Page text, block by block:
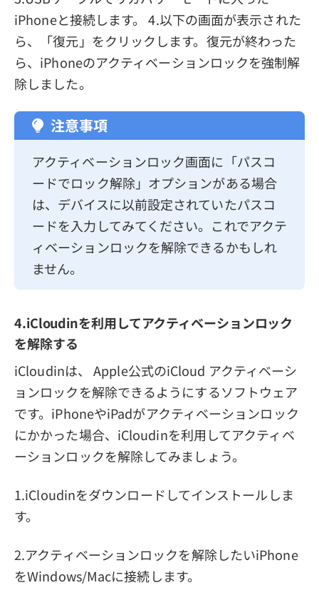
iPhoneと接続します。 4.以下の画面が表示された
ら、「復元」をクリックします。復元が終わった
ら、iPhoneのアクティベーションロックを強制解
除しました。
注意事項
アクティベーションロック画面に「パスコ
ードでロック解除」オプションがある場合
は、デバイスに以前設定されていたパスコ
ードを入力してみてください。これでアクテ
ィベーションロックを解除できるかもしれ
ません。
4.iCloudinを利用してアクティベーションロック
を解除する
iCloudinは、 Apple公式のiCloud アクティベーシ
ョンロックを解除できるようにするソフトウェア
です。iPhoneやiPadがアクティベーションロック
にかかった場合、iCloudinを利用してアクティベ
ーションロックを解除してみましょう。
1.iCloudinをダウンロードしてインストールしま
す。
2.アクティベーションロックを解除したいiPhone
をWindows/Macに接続します。